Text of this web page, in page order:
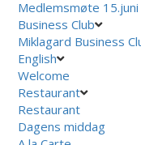
Medlemsmøte 15.juni
Business Club
Miklagard Business
English
Welcome
Restaurant
Restaurant
Dagens middag